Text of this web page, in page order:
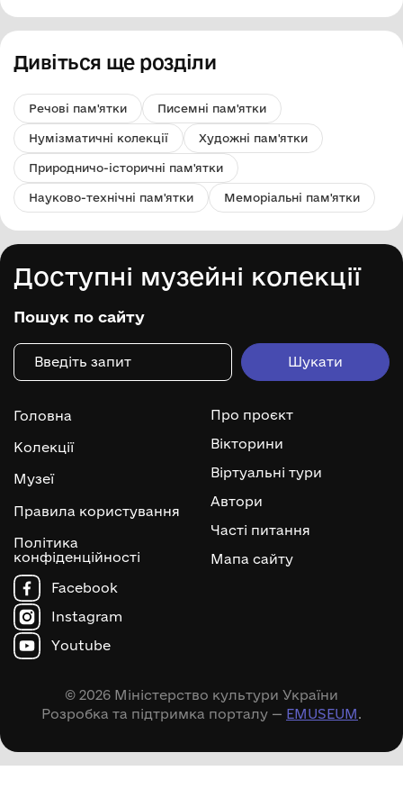
Дивіться ще розділи
Речові пам'ятки Писемні пам'ятки
Нумізматичні колекції Художні пам'ятки
Природничо-історичні пам'ятки
Науково-технічні пам'ятки Меморіальні пам'ятки
Доступні музейні колекції
Пошук по сайту
Головна
Колекції
Музеї
Правила користування
Політика
конфіденційності
Про проєкт
Вікторини
Віртуальні тури
Автори
Часті питання
Мапа сайту
Facebook
Instagram
Youtube
© 2026 Міністерство культури України
Розробка та підтримка порталу — EMUSEUM.